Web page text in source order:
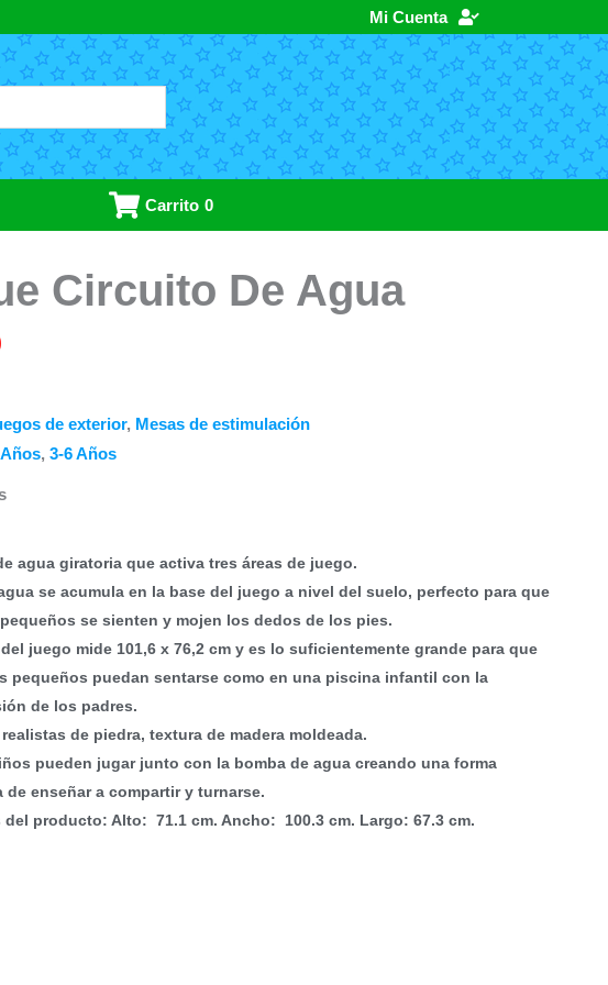
Mi Cuenta
Carrito 0
Circuito De Agua
de exterior, Mesas de estimulación
, 3-6 Años
agua giratoria que activa tres áreas de juego.
se acumula en la base del juego a nivel del suelo, perfecto para que
se sienten y mojen los dedos de los pies.
juego mide 101,6 x 76,2 cm y es lo suficientemente grande para que
pequeños puedan sentarse como en una piscina infantil con la
de los padres.
de piedra, textura de madera moldeada.
pueden jugar junto con la bomba de agua creando una forma
de enseñar a compartir y turnarse.
del producto: Alto: 71.1 cm. Ancho: 100.3 cm. Largo: 67.3 cm.